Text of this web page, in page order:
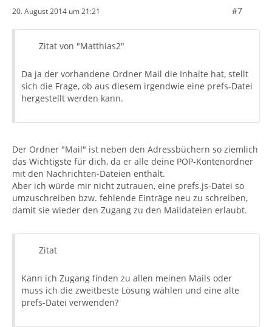
20. August 2014 um 21:21 #7
Zitat von "Matthias2"
Da ja der vorhandene Ordner Mail die Inhalte hat, stellt
sich die Frage, ob aus diesem irgendwie eine prefs-Datei
hergestellt werden kann.
Der Ordner "Mail" ist neben den Adressbüchern so ziemlich
das Wichtigste für dich, da er alle deine POP-Kontenordner
mit den Nachrichten-Dateien enthält.
Aber ich würde mir nicht zutrauen, eine prefs.js-Datei so
umzuschreiben bzw. fehlende Einträge neu zu schreiben,
damit sie wieder den Zugang zu den Maildateien erlaubt.
Zitat
Kann ich Zugang finden zu allen meinen Mails oder
muss ich die zweitbeste Lösung wählen und eine alte
prefs-Datei verwenden?